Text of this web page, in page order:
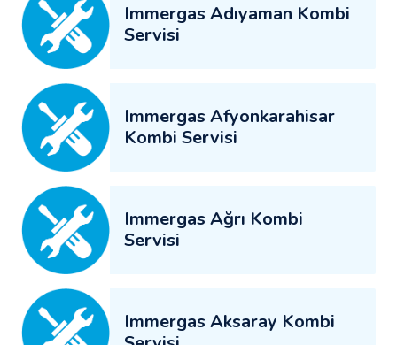
Immergas Adıyaman Kombi
Servisi
Immergas Afyonkarahisar
Kombi Servisi
Immergas Ağrı Kombi
Servisi
Immergas Aksaray Kombi